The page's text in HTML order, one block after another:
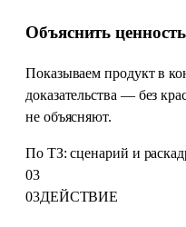
Объяснить
Показываем продукт в
доказательства — без
не объясняют.
По ТЗ: сценарий и
03
03ДЕЙСТВИЕ